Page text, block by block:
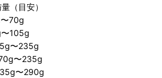
（目安）
70g
105g
〜235g
〜235g
〜290g